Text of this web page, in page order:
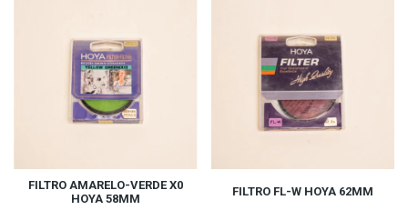
FILTRO AMARELO-VERDE X0
HOYA 58MM
FILTRO FL-W HOYA 62MM